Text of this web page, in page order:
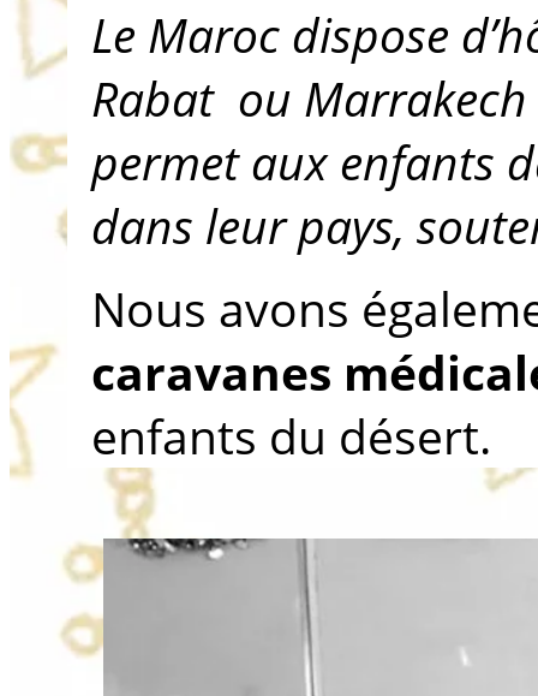
Le Maroc dispose
Rabat ou
permet aux enfants
dans leur pays,
Nous avons
caravanes
enfants du désert.